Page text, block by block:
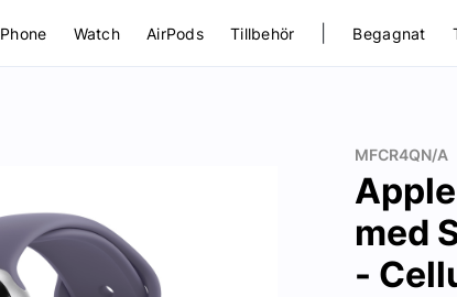
Watch AirPods Tillbehör Begagnat
MFCR4QN/A
med
-